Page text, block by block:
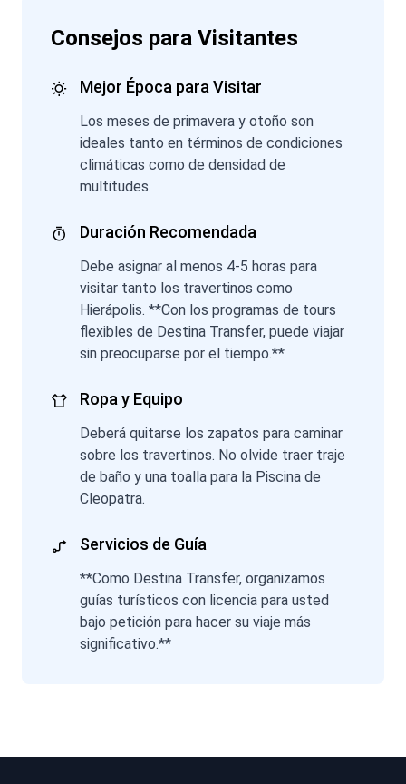
Consejos para Visitantes
Mejor Época para Visitar
Los meses de primavera y otoño son
ideales tanto en términos de condiciones
climáticas como de densidad de
multitudes.
Duración Recomendada
Debe asignar al menos 4-5 horas para
visitar tanto los travertinos como
Hierápolis. **Con los programas de tours
flexibles de Destina Transfer, puede viajar
sin preocuparse por el tiempo.**
Ropa y Equipo
Deberá quitarse los zapatos para caminar
sobre los travertinos. No olvide traer traje
de baño y una toalla para la Piscina de
Cleopatra.
Servicios de Guía
**Como Destina Transfer, organizamos
guías turísticos con licencia para usted
bajo petición para hacer su viaje más
significativo.**